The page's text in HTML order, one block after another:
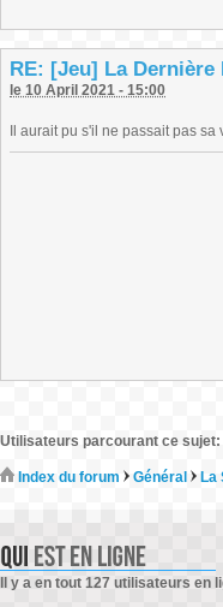
RE: [Jeu] La Dernière
le 10 April 2021 - 15:00
Il aurait pu s'il ne passait pas sa
Utilisateurs parcourant ce sujet:
Index du forum Général La
Il y a en tout 127 utilisateurs en